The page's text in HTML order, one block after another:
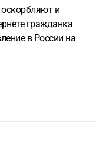
оскорбляют и
гражданка
в России на